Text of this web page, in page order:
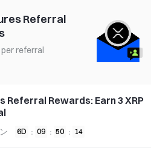
Referral
per referral
Referral Rewards: Earn 3 XRP
6D : 09 : 50 : 13